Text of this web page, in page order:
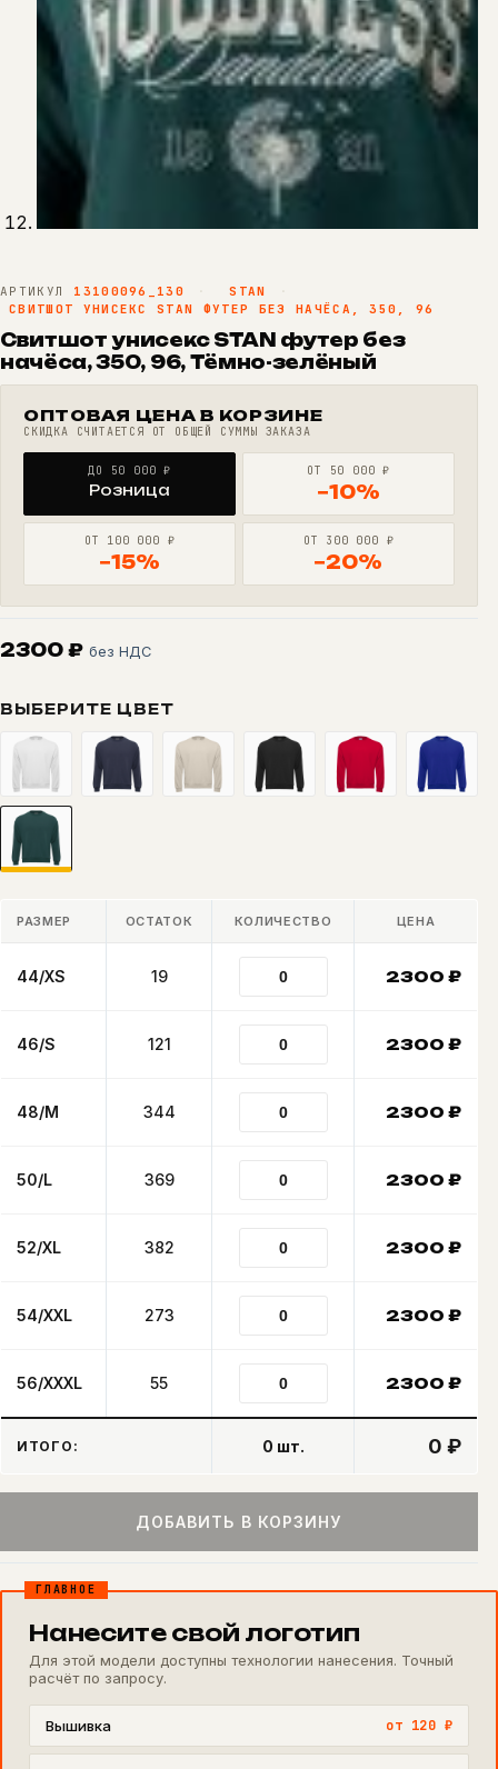
АРТИКУЛ 13100096_130 · STAN
·
СВИТШОТ УНИСЕКС STAN ФУТЕР БЕЗ НАЧЁСА, 350, 96
Свитшот унисекс STAN футер без
начёса, 350, 96, Тёмно-зелёный
ОПТОВАЯ ЦЕНА В КОРЗИНЕ
СКИДКА СЧИТАЕТСЯ ОТ ОБЩЕЙ СУММЫ ЗАКАЗА
ДО 50 000 ₽
Розница
ОТ 50 000 ₽
−10%
ОТ 100 000 ₽
−15%
ОТ 300 000 ₽
−20%
2300 ₽ без НДС
ВЫБЕРИТЕ ЦВЕТ
РАЗМЕР ОСТАТОК КОЛИЧЕСТВО ЦЕНА
44/XS 19 2300 ₽
46/S 121 2300 ₽
48/M 344 2300 ₽
50/L 369 2300 ₽
52/XL 382 2300 ₽
54/XXL 273 2300 ₽
56/XXXL 55 2300 ₽
ИТОГО: 0 шт. 0 ₽
ДОБАВИТЬ В КОРЗИНУ
ГЛАВНОЕ
Нанесите свой логотип
Для этой модели доступны технологии нанесения. Точный
расчёт по запросу.
Вышивка от 120 ₽